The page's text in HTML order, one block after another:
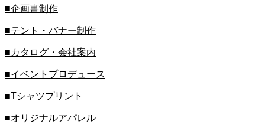
■企画書制作
■テント・バナー制作
■カタログ・会社案内
■イベントプロデュース
■Tシャツプリント
■オリジナルアパレル